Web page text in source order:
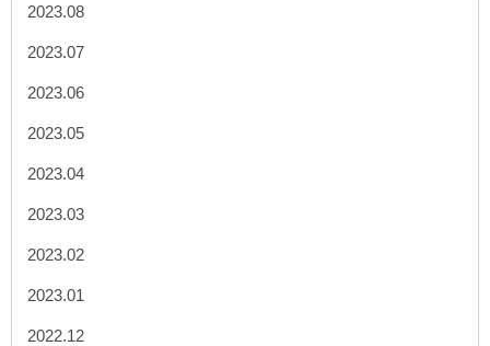
2023.08
2023.07
2023.06
2023.05
2023.04
2023.03
2023.02
2023.01
2022.12